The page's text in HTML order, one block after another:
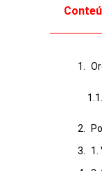
1.